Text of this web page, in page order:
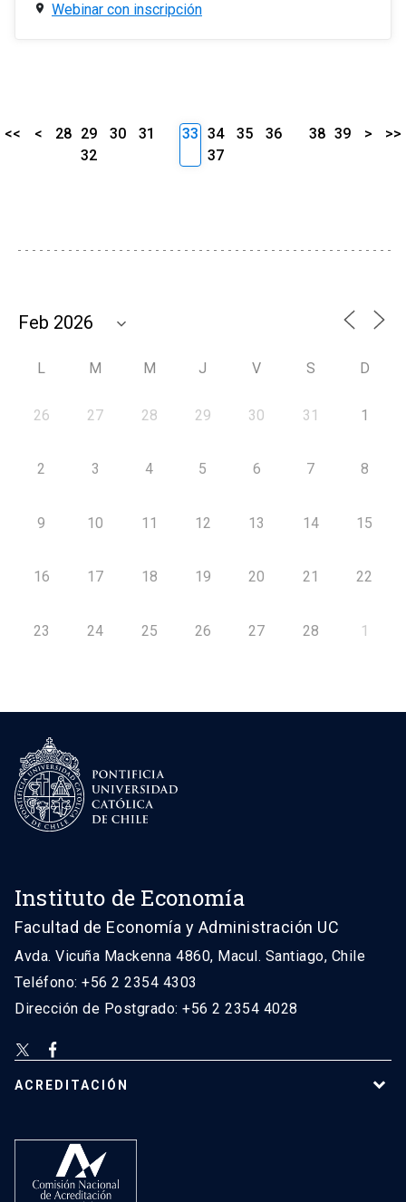
Webinar con inscripción
<< < 28 29 30
31
32
33 34 35
36
37
38 39 > >>
L M M J V S D
26 27 28 29 30 31 1
2 3 4 5 6 7 8
9 10 11 12 13 14 15
16 17 18 19 20 21 22
23 24 25 26 27 28 1
Instituto de Economía
Facultad de Economía y Administración UC
Avda. Vicuña Mackenna 4860, Macul. Santiago, Chile
Teléfono: +56 2 2354 4303
Dirección de Postgrado: +56 2 2354 4028
ACREDITACIÓN